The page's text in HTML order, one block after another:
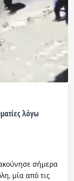
λόγω
σήμερα
μία από τις